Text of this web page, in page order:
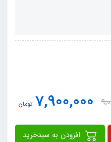
7,900,000 تومان